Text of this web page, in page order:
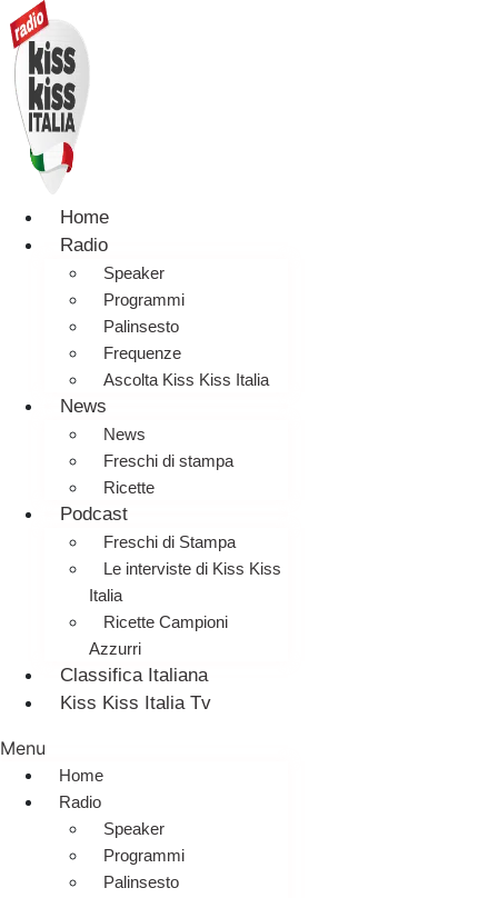
Home
Radio
Speaker
Programmi
Palinsesto
Frequenze
Ascolta Kiss Kiss Italia
News
News
Freschi di stampa
Ricette
Podcast
Freschi di Stampa
Le interviste di Kiss Kiss
Italia
Ricette Campioni
Azzurri
Classifica Italiana
Kiss Kiss Italia Tv
Menu
Home
Radio
Speaker
Programmi
Palinsesto